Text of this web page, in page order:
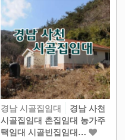
경남 시골집임대
경남 사천
시골집임대 촌집임대 농가주
택임대 시골빈집임대…